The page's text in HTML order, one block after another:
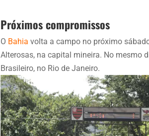
Próximos compromissos
O Bahia volta a campo no próximo
Alterosas, na capital mineira. No mesmo
Brasileiro, no Rio de Janeiro.